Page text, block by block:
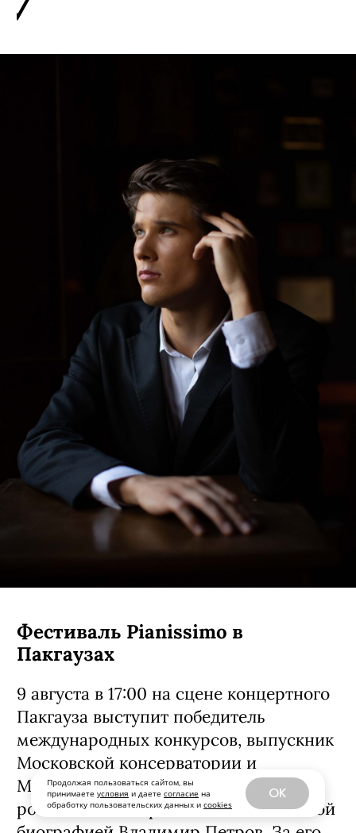
Продолжая пользоваться сайтом, вы
принимаете условия и даете согласие на
обработку пользовательских данных и cookies
OK
Фестиваль Pianissimo в
Пакгаузах
9 августа в 17:00 на сцене концертного
Пакгауза выступит победитель
международных конкурсов, выпускник
Московской консерватории и
Manhattan School of Music, пианист с
российскими корнями и мексиканской